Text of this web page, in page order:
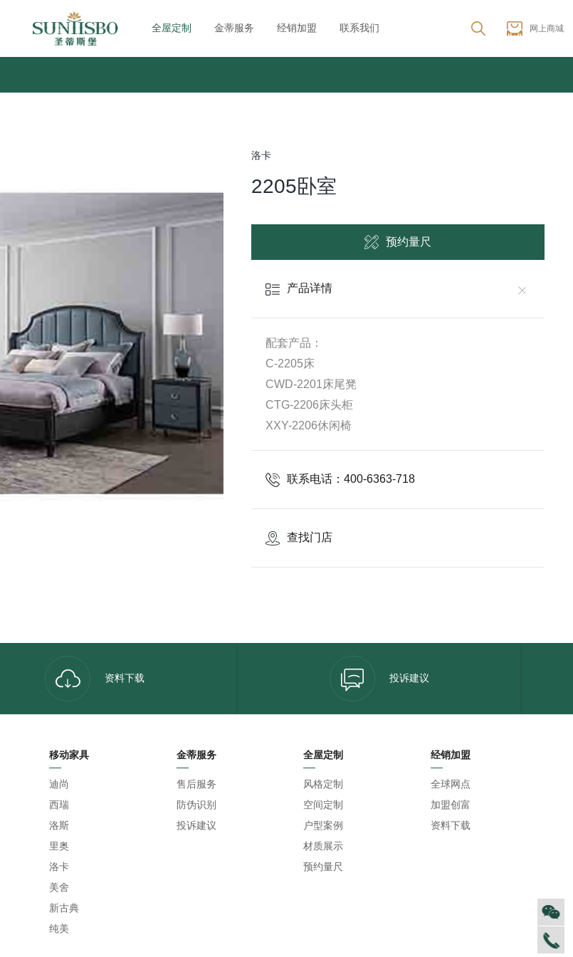
全屋定制 金蒂服务 经销加盟 联系我们 网上商城
洛卡
2205卧室
预约量尺
产品详情
配套产品：
C-2205床
CWD-2201床尾凳
CTG-2206床头柜
XXY-2206休闲椅
联系电话：400-6363-718
查找门店
资料下载 投诉建议
移动家具
迪尚
西瑞
洛斯
里奥
洛卡
美舍
新古典
纯美
金蒂服务
售后服务
防伪识别
投诉建议
全屋定制
风格定制
空间定制
户型案例
材质展示
预约量尺
经销加盟
全球网点
加盟创富
资料下载